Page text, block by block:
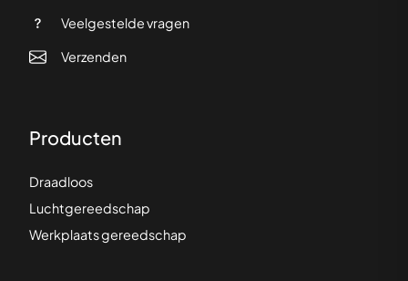
Veelgestelde vragen
Verzenden
Producten
Draadloos
Luchtgereedschap
Werkplaats gereedschap